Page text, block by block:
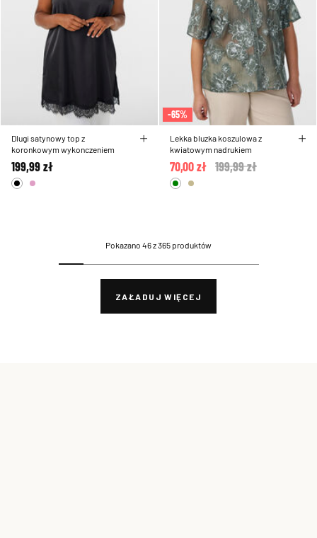
Dlugi satynowy top z
koronkowym wykonczeniem
199,99 zł
-65%
Lekka bluzka koszulowa z
kwiatowym nadrukiem
Price reduced from
199,99 zł
70,00 zł
Pokazano 46 z 365 produktów
ZAŁADUJ WIĘCEJ